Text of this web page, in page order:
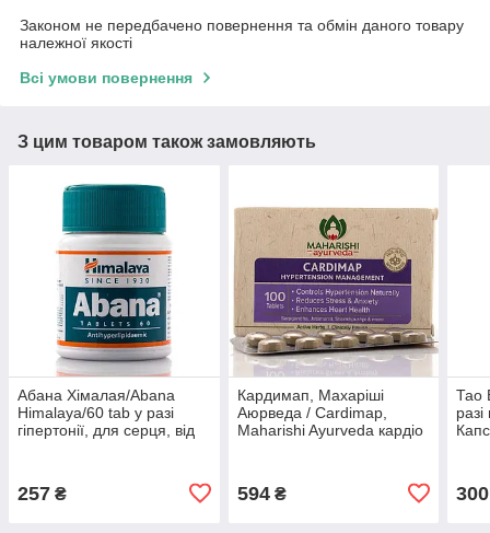
Законом не передбачено повернення та обмін даного товару
належної якості
Всі умови повернення
З цим товаром також замовляють
Абана Хімалая/Abana
Himalaya/60 tab у разі
гіпертонії, для серця, від
257 ₴
Кардимап, Махаріші
Аюрведа / Cardimap,
Maharishi Ayurveda кардіо
594₴
Тао
разі
300